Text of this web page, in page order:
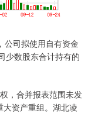
司拟使用自有资金
少数股东合计持有的
，合并报表范围未发
资产重组。湖北凌